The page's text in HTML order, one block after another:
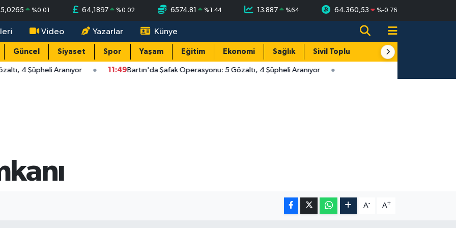
%0.01 64,1897 %0.02 6574.81 %1.44 13.887 %64 64.360,53 %-0.76
Video Yazarlar Künye
Güncel Siyaset Spor Yaşam Eğitim Ekonomi Sağlık Sivil Toplum Turizm
4 Şüpheli Aranıyor 11:49Bartın'da Şafak Operasyonu: 5 Gözaltı, 4 Şüpheli Aranıyor
A- A+